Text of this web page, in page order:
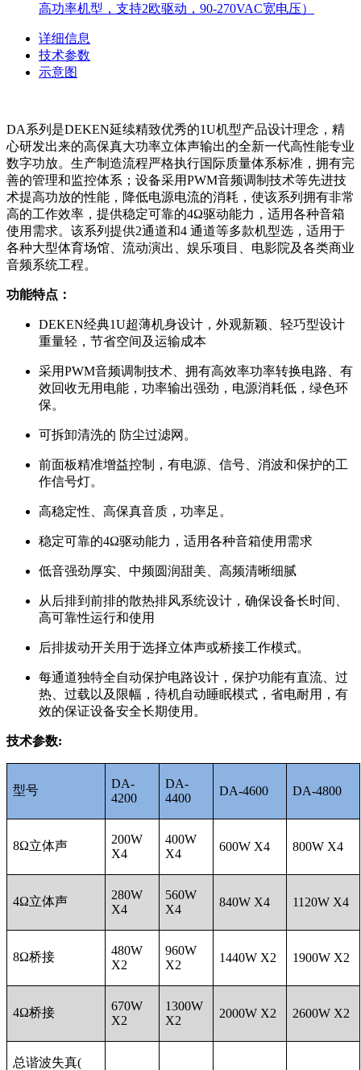
高功率机型，支持2欧驱动，90-270VAC宽电压）
详细信息
技术参数
示意图
DA系列是DEKEN延续精致优秀的1U机型产品设计理念，精
心研发出来的高保真大功率立体声输出的全新一代高性能专业
数字功放。生产制造流程严格执行国际质量体系标准，拥有完
善的管理和监控体系；设备采用PWM音频调制技术等先进技
术提高功放的性能，降低电源电流的消耗，使该系列拥有非常
高的工作效率，提供稳定可靠的4Ω驱动能力，适用各种音箱
使用需求。该系列提供2通道和4 通道等多款机型选，适用于
各种大型体育场馆、流动演出、娱乐项目、电影院及各类商业
音频系统工程。
功能特点：
DEKEN经典1U超薄机身设计，外观新颖、轻巧型设计
重量轻，节省空间及运输成本
采用PWM音频调制技术、拥有高效率功率转换电路、有
效回收无用电能，功率输出强劲，电源消耗低，绿色环
保。
可拆卸清洗的 防尘过滤网。
前面板精准增益控制，有电源、信号、消波和保护的工
作信号灯。
高稳定性、高保真音质，功率足。
稳定可靠的4Ω驱动能力，适用各种音箱使用需求
低音强劲厚实、中频圆润甜美、高频清晰细腻
从后排到前排的散热排风系统设计，确保设备长时间、
高可靠性运行和使用
后排拔动开关用于选择立体声或桥接工作模式。
每通道独特全自动保护电路设计，保护功能有直流、过
热、过载以及限幅，待机自动睡眠模式，省电耐用，有
效的保证设备安全长期使用。
技术参数:
型号
DA-
4200
DA-
4400
DA-4600 DA-4800
8Ω立体声
200W
X4
400W
X4
600W X4 800W X4
4Ω立体声
280W
X4
560W
X4
840W X4 1120W X4
8Ω桥接
480W
X2
960W
X2
1440W X2 1900W X2
4Ω桥接
670W
X2
1300W
X2
2000W X2 2600W X2
总谐波失真(